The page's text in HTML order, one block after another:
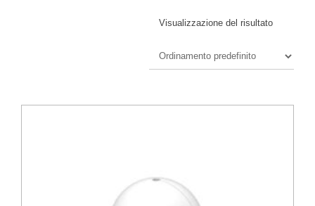
Visualizzazione del risultato